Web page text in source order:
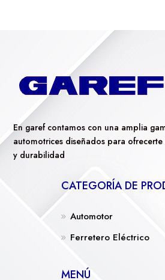
En garef contamos con una amplia
automotrices diseñados para
y durabilidad
CATEGORÍA DE
Automotor
Ferretero Eléctrico
MENÚ